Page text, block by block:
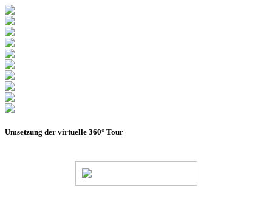
Umsetzung der virtuelle 360° Tour